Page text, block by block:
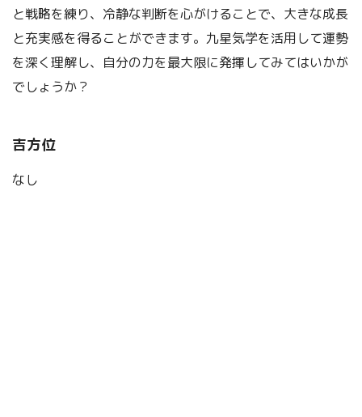
と戦略を練り、冷静な判断を心がけることで、大きな成長
と充実感を得ることができます。九星気学を活用して運勢
を深く理解し、自分の力を最大限に発揮してみてはいかが
でしょうか？
吉方位
なし